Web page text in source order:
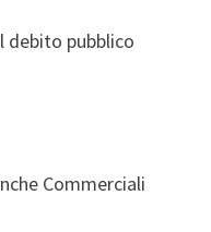
debito pubblico
Commerciali